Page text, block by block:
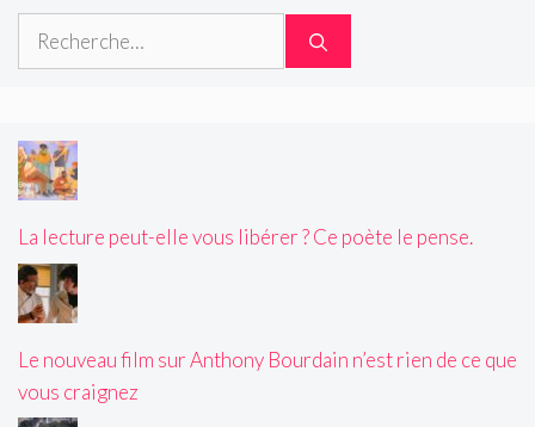
Rechercher :
La lecture peut-elle vous libérer ? Ce poète le pense.
Le nouveau film sur Anthony Bourdain n’est rien de ce que
vous craignez